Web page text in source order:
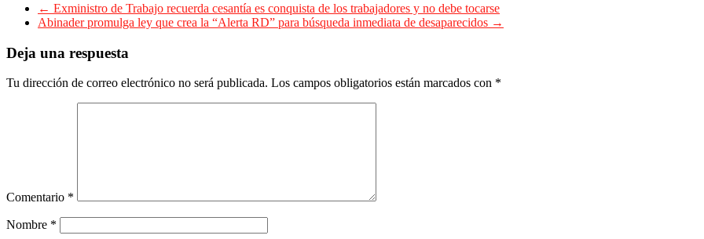
← Exministro de Trabajo recuerda cesantía es conquista de los trabajadores y no debe tocarse
Abinader promulga ley que crea la “Alerta RD” para búsqueda inmediata de desaparecidos →
Deja una respuesta
Tu dirección de correo electrónico no será publicada. Los campos obligatorios están marcados con *
Comentario *
Nombre *